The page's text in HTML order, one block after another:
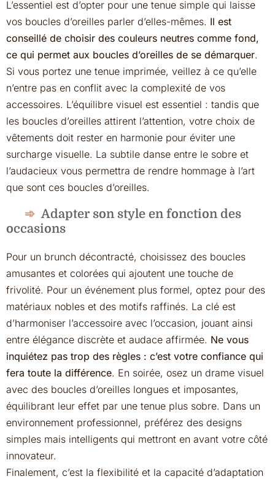
L’essentiel est d’opter pour une tenue simple qui laisse
vos boucles d’oreilles parler d’elles-mêmes. Il est
conseillé de choisir des couleurs neutres comme fond,
ce qui permet aux boucles d’oreilles de se démarquer.
Si vous portez une tenue imprimée, veillez à ce qu’elle
n’entre pas en conflit avec la complexité de vos
accessoires. L’équilibre visuel est essentiel : tandis que
les boucles d’oreilles attirent l’attention, votre choix de
vêtements doit rester en harmonie pour éviter une
surcharge visuelle. La subtile danse entre le sobre et
l’audacieux vous permettra de rendre hommage à l’art
que sont ces boucles d’oreilles.
Adapter son style en fonction des
occasions
Pour un brunch décontracté, choisissez des boucles
amusantes et colorées qui ajoutent une touche de
frivolité. Pour un événement plus formel, optez pour des
matériaux nobles et des motifs raffinés. La clé est
d’harmoniser l’accessoire avec l’occasion, jouant ainsi
entre élégance discrète et audace affirmée. Ne vous
inquiétez pas trop des règles : c’est votre confiance qui
fera toute la différence. En soirée, osez un drame visuel
avec des boucles d’oreilles longues et imposantes,
équilibrant leur effet par une tenue plus sobre. Dans un
environnement professionnel, préférez des designs
simples mais intelligents qui mettront en avant votre côté
innovateur.
Finalement, c’est la flexibilité et la capacité d’adaptation